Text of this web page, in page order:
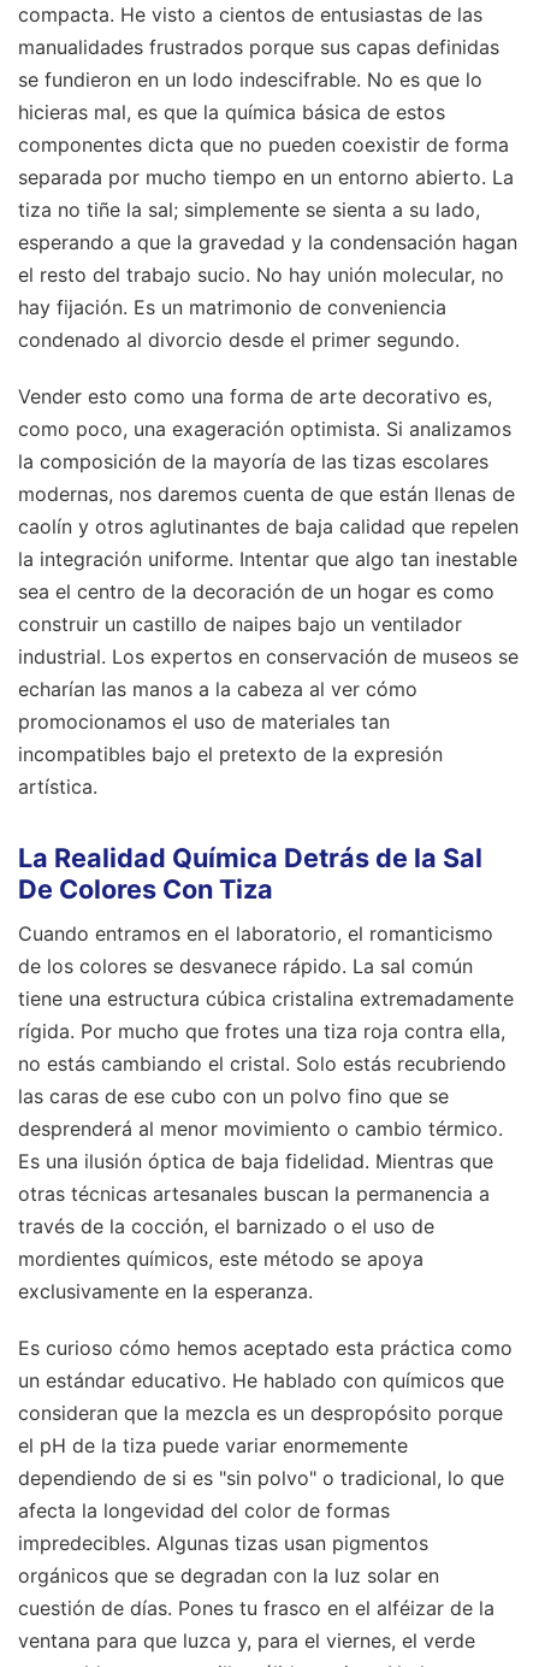
compacta. He visto a cientos de entusiastas de las
manualidades frustrados porque sus capas definidas
se fundieron en un lodo indescifrable. No es que lo
hicieras mal, es que la química básica de estos
componentes dicta que no pueden coexistir de forma
separada por mucho tiempo en un entorno abierto. La
tiza no tiñe la sal; simplemente se sienta a su lado,
esperando a que la gravedad y la condensación hagan
el resto del trabajo sucio. No hay unión molecular, no
hay fijación. Es un matrimonio de conveniencia
condenado al divorcio desde el primer segundo.
Vender esto como una forma de arte decorativo es,
como poco, una exageración optimista. Si analizamos
la composición de la mayoría de las tizas escolares
modernas, nos daremos cuenta de que están llenas de
caolín y otros aglutinantes de baja calidad que repelen
la integración uniforme. Intentar que algo tan inestable
sea el centro de la decoración de un hogar es como
construir un castillo de naipes bajo un ventilador
industrial. Los expertos en conservación de museos se
echarían las manos a la cabeza al ver cómo
promocionamos el uso de materiales tan
incompatibles bajo el pretexto de la expresión
artística.
La Realidad Química Detrás de la Sal
De Colores Con Tiza
Cuando entramos en el laboratorio, el romanticismo
de los colores se desvanece rápido. La sal común
tiene una estructura cúbica cristalina extremadamente
rígida. Por mucho que frotes una tiza roja contra ella,
no estás cambiando el cristal. Solo estás recubriendo
las caras de ese cubo con un polvo fino que se
desprenderá al menor movimiento o cambio térmico.
Es una ilusión óptica de baja fidelidad. Mientras que
otras técnicas artesanales buscan la permanencia a
través de la cocción, el barnizado o el uso de
mordientes químicos, este método se apoya
exclusivamente en la esperanza.
Es curioso cómo hemos aceptado esta práctica como
un estándar educativo. He hablado con químicos que
consideran que la mezcla es un despropósito porque
el pH de la tiza puede variar enormemente
dependiendo de si es "sin polvo" o tradicional, lo que
afecta la longevidad del color de formas
impredecibles. Algunas tizas usan pigmentos
orgánicos que se degradan con la luz solar en
cuestión de días. Pones tu frasco en el alféizar de la
ventana para que luzca y, para el viernes, el verde